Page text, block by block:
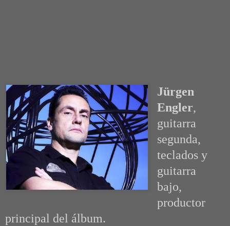
Jürgen
Engler,
guitarra
segunda,
teclados y
guitarra
bajo,
productor
principal del álbum.